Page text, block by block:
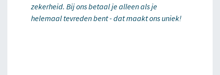
zekerheid. Bij ons betaal je alleen als je
helemaal tevreden bent - dat maakt ons uniek!